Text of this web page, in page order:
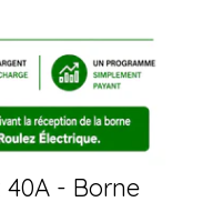
40A - Borne